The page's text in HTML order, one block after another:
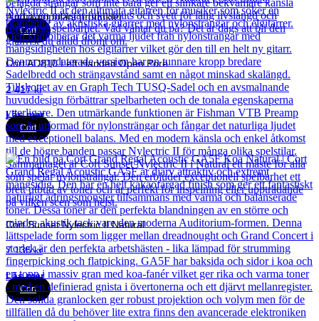
Andra populära produkter
Cort
Cort AD810 Left Handed Open Pore
2 417kr
Läs mer
Cort
Cort Sunset Nylectric II Natural
7 135kr
Läs mer
Cort